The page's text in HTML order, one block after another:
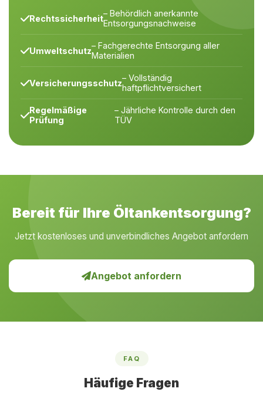
Rechtssicherheit– Behördlich anerkannte
Entsorgungsnachweise
Umweltschutz– Fachgerechte Entsorgung aller
Materialien
Versicherungsschutz– Vollständig
haftpflichtversichert
Regelmäßige
Prüfung
– Jährliche Kontrolle durch den
TÜV
Bereit für Ihre Öltankentsorgung?
Jetzt kostenloses und unverbindliches Angebot anfordern
Angebot anfordern
FAQ
Häufige Fragen